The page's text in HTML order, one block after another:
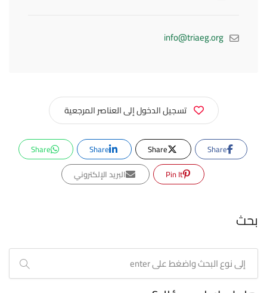
info@triaeg.org
تسجيل الدخول إلى العناصر المرجعية
Share
Share
Share
Share
Pin It
البريد الإلكتروني
بحث